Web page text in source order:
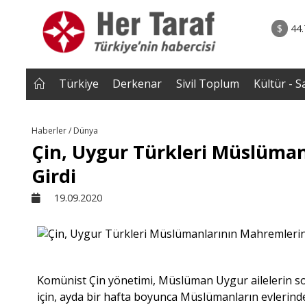
$
• İnsan Haklarının Hakkettiği İlgi ve
İlgisizlik|Zeki
Türkiye Derkenar Sivil Toplum Kültür -
Haberler / Dünya
Çin, Uygur Türkleri
Girdi
19.09.2020
Komünist Çin yönetimi, Müslüman Uygur ailelerin
için, ayda bir hafta boyunca Müslümanların